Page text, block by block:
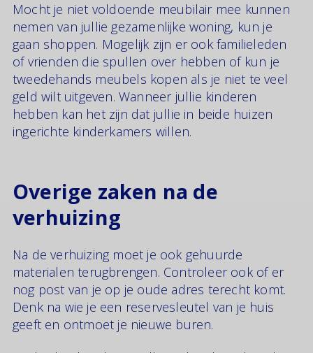
Mocht je niet voldoende meubilair mee kunnen
nemen van jullie gezamenlijke woning, kun je
gaan shoppen. Mogelijk zijn er ook familieleden
of vrienden die spullen over hebben of kun je
tweedehands meubels kopen als je niet te veel
geld wilt uitgeven. Wanneer jullie kinderen
hebben kan het zijn dat jullie in beide huizen
ingerichte kinderkamers willen.
Overige zaken na de
verhuizing
Na de verhuizing moet je ook gehuurde
materialen terugbrengen. Controleer ook of er
nog post van je op je oude adres terecht komt.
Denk na wie je een reservesleutel van je huis
geeft en ontmoet je nieuwe buren.